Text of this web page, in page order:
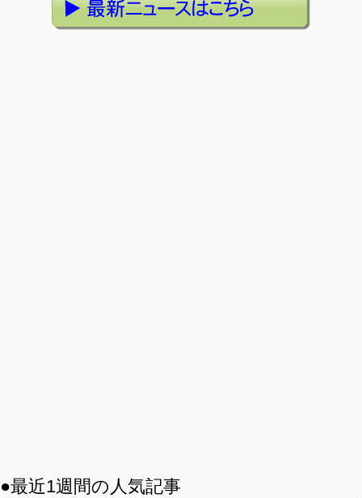
●最近1週間の人気記事